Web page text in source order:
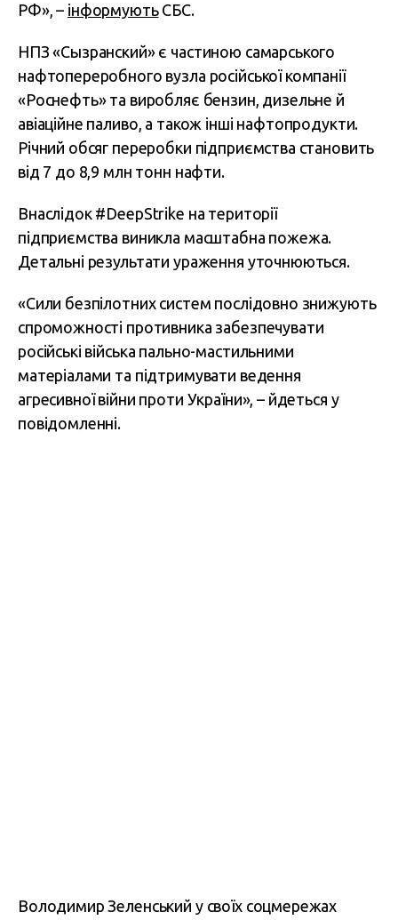
РФ», – інформуютьСБС.
НПЗ «Сызранский» є частиною самарського
нафтопереробного вузла російської компанії
«Роснефть» та виробляє бензин, дизельне й
авіаційне паливо, а також інші нафтопродукти.
Річний обсяг переробки підприємства становить
від 7 до 8,9 млн тонн нафти.
Внаслідок #DeepStrike на території
підприємства виникла масштабна пожежа.
Детальні результати ураження уточнюються.
«Сили безпілотних систем послідовно знижують
спроможності противника забезпечувати
російські війська пально-мастильними
матеріалами та підтримувати ведення
агресивної війни проти України», – йдеться у
повідомленні.
Володимир Зеленський у своїх соцмережах